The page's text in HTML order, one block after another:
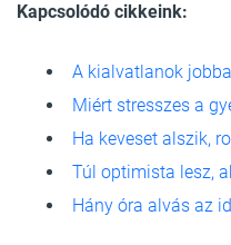
Kapcsolódó cikkeink:
A kialvatlanok
Miért stresszes a
Ha keveset alszik,
Túl optimista lesz,
Hány óra alvás az